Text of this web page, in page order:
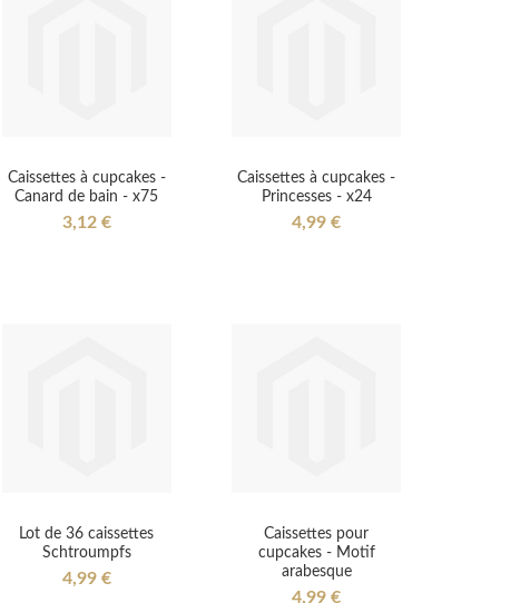
Caissettes à cupcakes -
Canard de bain - x75
3,12 €
Caissettes à cupcakes -
Princesses - x24
4,99 €
Lot de 36 caissettes
Schtroumpfs
4,99 €
Caissettes pour
cupcakes - Motif
arabesque
4,99 €